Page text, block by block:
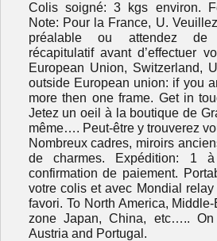
Colis soigné: 3 kgs environ.
Note: Pour la France, U.
préalable ou attendez de
récapitulatif avant d’effectuer
European Union, Switzerland,
outside European union: if you
more then one frame. Get in
Jetez un oeil à la boutique de
même…. Peut-être y trouverez
Nombreux cadres, miroirs
de charmes. Expédition: 1
confirmation de paiement.
votre colis et avec Mondial
favori. To North America,
zone Japan, China, etc…..
Austria and Portugal.